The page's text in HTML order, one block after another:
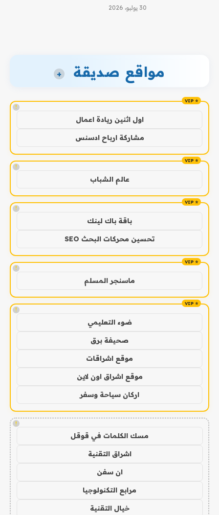
30 يوليو، 2026
مواقع صديقة +
!
اول اثنين ريادة اعمال
مشاركة ارباح ادسنس
!
عالم الشباب
!
باقة باك لينك
تحسين محركات البحث SEO
!
ماسنجر المسلم
!
ضوء التعليمي
صحيفة برق
موقع اشراقات
موقع اشراق اون لاين
اركان سياحة وسفر
!
مسك الكلمات في قوقل
اشراق التقنية
ان سفن
مرابع التكنولوجيا
خيال التقنية